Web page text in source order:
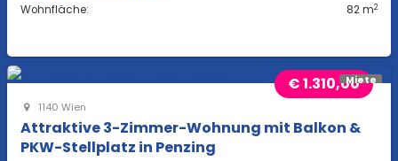
Wohnfläche: 82 m2
Miete
€ 1.310,00
1140 Wien
Attraktive 3-Zimmer-Wohnung mit Balkon &
PKW-Stellplatz in Penzing